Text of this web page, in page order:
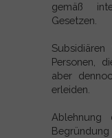
gemäß
Gesetzen.
Personen,
aber
erleiden.
Ablehnung